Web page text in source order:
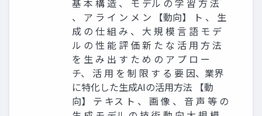
基 本 構 造 、 モ デル の 学 習 方 法
、 ア ラ イ ン メ ン 【動向】 ト 、 生
成 の 仕 組 み 、 大 規 模 言 語 モ デ
ル の 性 能 評 価 新 た な 活 用 方 法
を 生 み 出 す た め の ア プ ロ ー
チ、 活 用 を 制 限 す る 要 因、業界
に特化した生成AIの活用方法 【動
向】 テ キス ト 、 画 像 、 音 声 等 の